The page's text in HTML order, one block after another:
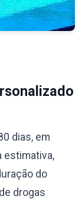
dias, em
estimativa,
do
drogas